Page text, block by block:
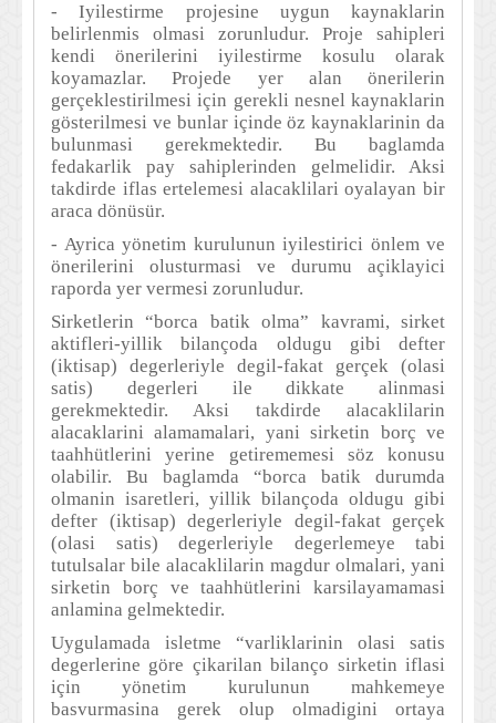
- Iyilestirme projesine uygun kaynaklarin
belirlenmis olmasi zorunludur. Proje sahipleri
kendi önerilerini iyilestirme kosulu olarak
koyamazlar. Projede yer alan önerilerin
gerçeklestirilmesi için gerekli nesnel kaynaklarin
gösterilmesi ve bunlar içinde öz kaynaklarinin da
bulunmasi gerekmektedir. Bu baglamda
fedakarlik pay sahiplerinden gelmelidir. Aksi
takdirde iflas ertelemesi alacaklilari oyalayan bir
araca dönüsür.
- Ayrica yönetim kurulunun iyilestirici önlem ve
önerilerini olusturmasi ve durumu açiklayici
raporda yer vermesi zorunludur.
Sirketlerin “borca batik olma” kavrami, sirket
aktifleri-yillik bilançoda oldugu gibi defter
(iktisap) degerleriyle degil-fakat gerçek (olasi
satis) degerleri ile dikkate alinmasi
gerekmektedir. Aksi takdirde alacaklilarin
alacaklarini alamamalari, yani sirketin borç ve
taahhütlerini yerine getirememesi söz konusu
olabilir. Bu baglamda “borca batik durumda
olmanin isaretleri, yillik bilançoda oldugu gibi
defter (iktisap) degerleriyle degil-fakat gerçek
(olasi satis) degerleriyle degerlemeye tabi
tutulsalar bile alacaklilarin magdur olmalari, yani
sirketin borç ve taahhütlerini karsilayamamasi
anlamina gelmektedir.
Uygulamada isletme “varliklarinin olasi satis
degerlerine göre çikarilan bilanço sirketin iflasi
için yönetim kurulunun mahkemeye
basvurmasina gerek olup olmadigini ortaya